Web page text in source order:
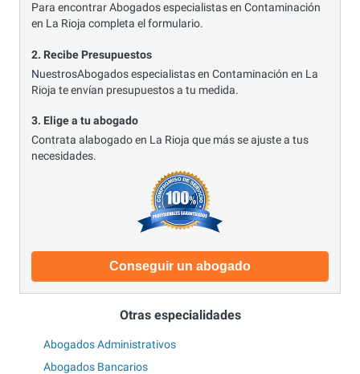
Para encontrar Abogados especialistas en Contaminación
en La Rioja completa el formulario.
2. Recibe Presupuestos
NuestrosAbogados especialistas en Contaminación en La
Rioja te envían presupuestos a tu medida.
3. Elige a tu abogado
Contrata alabogado en La Rioja que más se ajuste a tus
necesidades.
Conseguir un abogado
Otras especialidades
Abogados Administrativos
Abogados Bancarios